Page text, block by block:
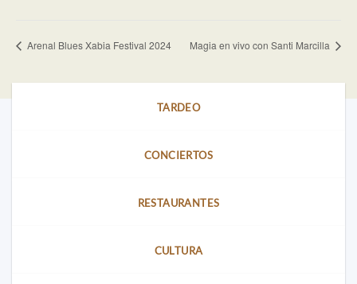
Arenal Blues Xabia Festival 2024 Magia en vivo con Santi Marcilla
TARDEO
CONCIERTOS
RESTAURANTES
CULTURA